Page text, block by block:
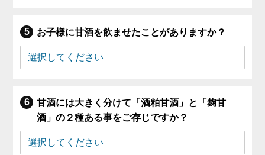
お子様に甘酒を飲ませたことがありますか？
甘酒には大きく分けて「酒粕甘酒」と「麹甘
酒」の２種ある事をご存じですか？